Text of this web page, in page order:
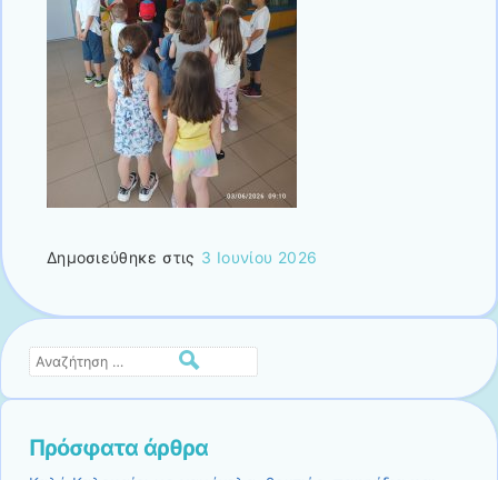
Δημοσιεύθηκε στις 3 Ιουνίου 2026
Αναζήτηση
Πρόσφατα άρθρα